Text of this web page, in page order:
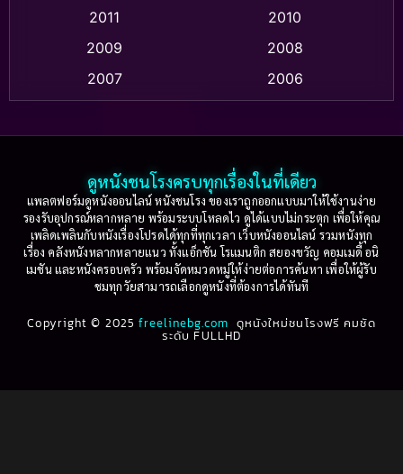
Based on a True Story เรื่องจริง(75)
Based on Novel(16)
Betrayal(1)
Biography(3)
Biography ชีวประวัติ (61)
2011
2010
2009
2008
2007
2006
2003
2002
2001
2000
1999
1998
1997
1996
1995
1994
1993
1992
1991
1990
ดูหนังชนโรงครบทุกเรื่องในที่เดียว
แพลตฟอร์มดูหนังออนไลน์ หนังชนโรง ของเราถูกออกแบบมาให้ใช้งานง่าย
รองรับอุปกรณ์หลากหลาย พร้อมระบบโหลดไว ดูได้แบบไม่กระตุก เพื่อให้คุณ
เพลิดเพลินกับหนังเรื่องโปรดได้ทุกที่ทุกเวลา เว็บหนังออนไลน์ รวมหนังทุก
เรื่อง คลังหนังหลากหลายแนว ทั้งแอ็กชัน โรแมนติก สยองขวัญ คอมเมดี้ อนิ
เมชัน และหนังครอบครัว พร้อมจัดหมวดหมู่ให้ง่ายต่อการค้นหา เพื่อให้ผู้รับ
ชมทุกวัยสามารถเลือกดูหนังที่ต้องการได้ทันที
Copyright © 2025freelinebg.com ดูหนังใหม่ชนโรงฟรี คมชัด
ระดับ FULLHD